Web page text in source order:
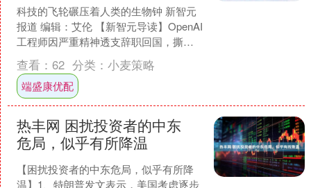
科技的飞轮碾压着人类的生物钟 新智元
报道 编辑：艾伦 【新智元导读】OpenAI
工程师因严重精神透支辞职回国，撕开
了硅谷 AI 圈残酷的内卷真相。在「0-
0-....
查看： 62 分类： 小麦策略
端盛康优配
热丰网 困扰投资者的中东
危局，似乎有所降温
【困扰投资者的中东危局，似乎有所降
温】1、特朗普发文表示，美国考虑逐步